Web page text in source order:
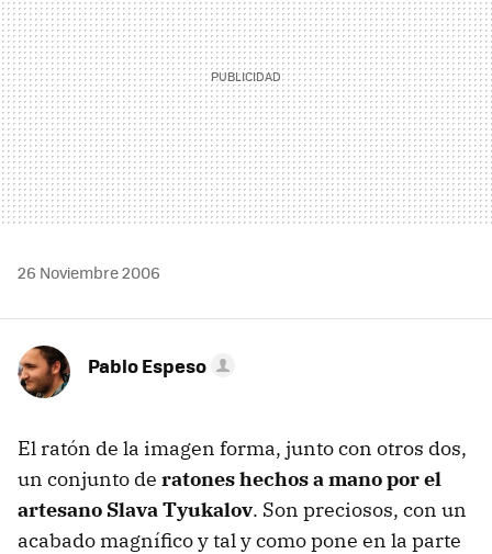
26 Noviembre 2006
Pablo Espeso
El ratón de la imagen forma, junto con otros dos,
un conjunto de ratones hechos a mano por el
artesano Slava Tyukalov. Son preciosos, con un
acabado magnífico y tal y como pone en la parte